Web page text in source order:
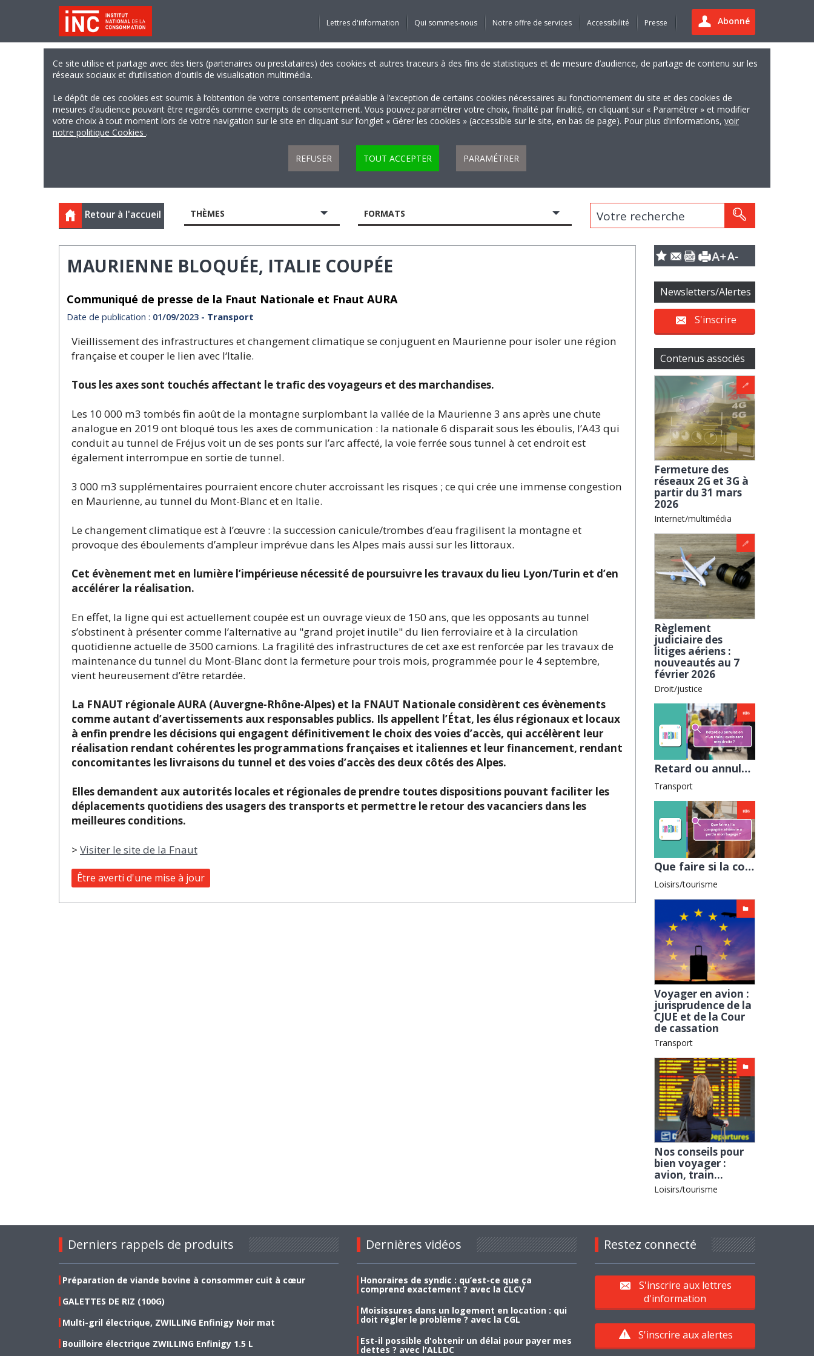
Abonné
Lettres d'information Qui sommes-nous Notre offre de services Accessibilité Presse
Ce site utilise et partage avec des tiers (partenaires ou prestataires) des cookies et autres traceurs à des fins de statistiques et de mesure d’audience, de partage de contenu sur les
réseaux sociaux et d’utilisation d'outils de visualisation multimédia.
Le dépôt de ces cookies est soumis à l’obtention de votre consentement préalable à l’exception de certains cookies nécessaires au fonctionnement du site et des cookies de
mesures d’audience pouvant être regardés comme exempts de consentement. Vous pouvez paramétrer votre choix, finalité par finalité, en cliquant sur « Paramétrer » et modifier
votre choix à tout moment lors de votre navigation sur le site en cliquant sur l’onglet « Gérer les cookies » (accessible sur le site, en bas de page). Pour plus d’informations, voir
notre politique Cookies .
REFUSER TOUT ACCEPTER PARAMÉTRER
Retour à l'accueil THÈMES FORMATS Votre recherche
MAURIENNE BLOQUÉE, ITALIE COUPÉE
Communiqué de presse de la Fnaut Nationale et Fnaut AURA
Date de publication : 01/09/2023 - Transport
Vieillissement des infrastructures et changement climatique se conjuguent en Maurienne pour isoler une région
française et couper le lien avec l‘Italie.
Tous les axes sont touchés affectant le trafic des voyageurs et des marchandises.
Les 10 000 m3 tombés fin août de la montagne surplombant la vallée de la Maurienne 3 ans après une chute
analogue en 2019 ont bloqué tous les axes de communication : la nationale 6 disparait sous les éboulis, l’A43 qui
conduit au tunnel de Fréjus voit un de ses ponts sur l’arc affecté, la voie ferrée sous tunnel à cet endroit est
également interrompue en sortie de tunnel.
3 000 m3 supplémentaires pourraient encore chuter accroissant les risques ; ce qui crée une immense congestion
en Maurienne, au tunnel du Mont-Blanc et en Italie.
Le changement climatique est à l’œuvre : la succession canicule/trombes d’eau fragilisent la montagne et
provoque des éboulements d’ampleur imprévue dans les Alpes mais aussi sur les littoraux.
Cet évènement met en lumière l’impérieuse nécessité de poursuivre les travaux du lieu Lyon/Turin et d’en
accélérer la réalisation.
En effet, la ligne qui est actuellement coupée est un ouvrage vieux de 150 ans, que les opposants au tunnel
s’obstinent à présenter comme l’alternative au "grand projet inutile" du lien ferroviaire et à la circulation
quotidienne actuelle de 3500 camions. La fragilité des infrastructures de cet axe est renforcée par les travaux de
maintenance du tunnel du Mont-Blanc dont la fermeture pour trois mois, programmée pour le 4 septembre,
vient heureusement d’être retardée.
La FNAUT régionale AURA (Auvergne-Rhône-Alpes) et la FNAUT Nationale considèrent ces évènements
comme autant d’avertissements aux responsables publics. Ils appellent l’État, les élus régionaux et locaux
à enfin prendre les décisions qui engagent définitivement le choix des voies d’accès, qui accélèrent leur
réalisation rendant cohérentes les programmations françaises et italiennes et leur financement, rendant
concomitantes les livraisons du tunnel et des voies d’accès des deux côtés des Alpes.
Elles demandent aux autorités locales et régionales de prendre toutes dispositions pouvant faciliter les
déplacements quotidiens des usagers des transports et permettre le retour des vacanciers dans les
meilleures conditions.
> Visiter le site de la Fnaut
Être averti d'une mise à jour
Newsletters/Alertes
S'inscrire
Contenus associés
Fermeture des
réseaux 2G et 3G à
partir du 31 mars
2026
Internet/multimédia
Règlement
judiciaire des
litiges aériens :
nouveautés au 7
février 2026
Droit/justice
Retard ou annulation d’un train : quels sont mes droits ? avec la Fnaut
Transport
Que faire si la compagnie aérienne a perdu mon bagage ? avec l'ADEIC
Loisirs/tourisme
Voyager en avion :
jurisprudence de la
CJUE et de la Cour
de cassation
Transport
Nos conseils pour
bien voyager :
avion, train...
Loisirs/tourisme
Derniers rappels de produits
Préparation de viande bovine à consommer cuit à cœur
GALETTES DE RIZ (100G)
Multi-gril électrique, ZWILLING Enfinigy Noir mat
Bouilloire électrique ZWILLING Enfinigy 1.5 L
Dernières vidéos
Honoraires de syndic : qu’est-ce que ça
comprend exactement ? avec la CLCV
Moisissures dans un logement en location : qui
doit régler le problème ? avec la CGL
Est-il possible d'obtenir un délai pour payer mes
dettes ? avec l'ALLDC
Restez connecté
S'inscrire aux lettres
d'information
S'inscrire aux alertes